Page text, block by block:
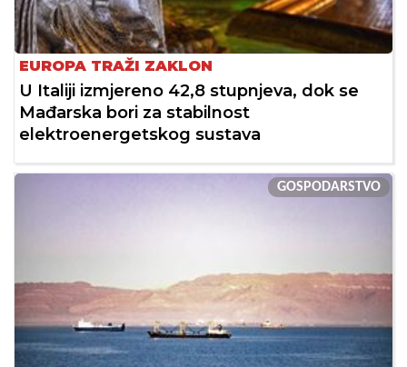
EUROPA TRAŽI ZAKLON
U Italiji izmjereno 42,8 stupnjeva, dok se
Mađarska bori za stabilnost
elektroenergetskog sustava
GOSPODARSTVO